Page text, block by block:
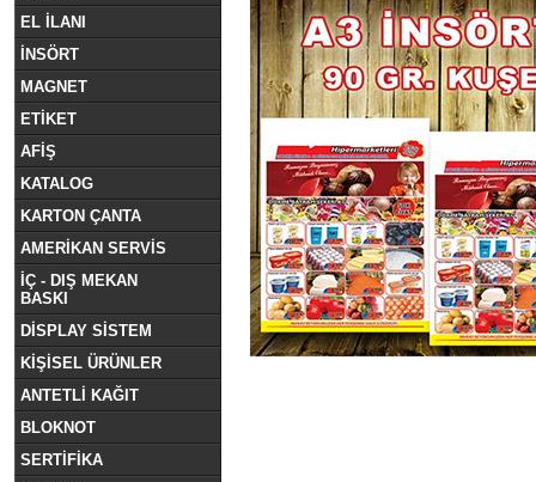
EL İLANI
İNSÖRT
MAGNET
ETİKET
AFİŞ
KATALOG
KARTON ÇANTA
AMERİKAN SERVİS
İÇ - DIŞ MEKAN
BASKI
DİSPLAY SİSTEM
KİŞİSEL ÜRÜNLER
ANTETLİ KAĞIT
BLOKNOT
SERTİFİKA